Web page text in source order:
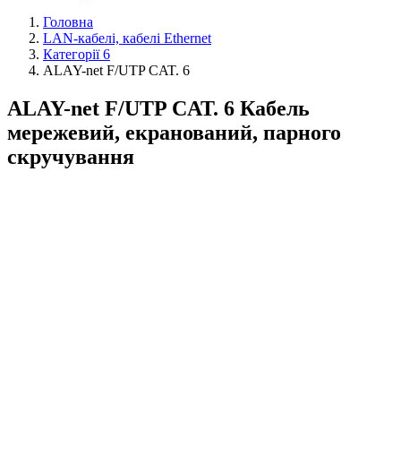
Головна
LAN-кабелі, кабелі Ethernet
Категорії 6
ALAY-net F/UTP CAT. 6
ALAY-net F/UTP CAT. 6 Кабель
мережевий, екранований, парного
скручування